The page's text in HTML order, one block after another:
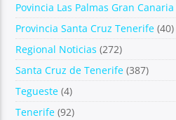
Povincia Las Palmas Gran Canaria
Provincia Santa Cruz Tenerife (40)
Regional Noticias (272)
Santa Cruz de Tenerife (387)
Tegueste (4)
Tenerife (92)